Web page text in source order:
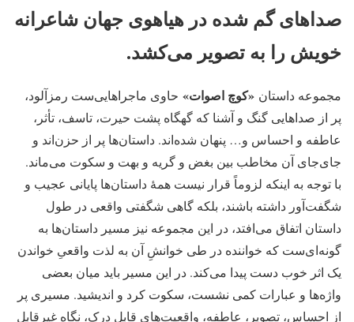
صداهای گم شده در هیاهوی جهان شاعرانه
خویش را به تصویر می‌کشد.
مجموعه داستان «کوچ اصوات» حاوی ماجراهایی‌ست رمزآلود،
پر از صداهایی گنگ و آشنا که گهگاه پشت حیرت، تاسف، تأثر،
عاطفه و احساس و… پنهان شده‌اند. داستان‌ها پر از حزن‌اند و
جای‌جای آن مخاطب بین بغض و گریه و بهت و سکوت می‌ماند.
با توجه به اینکه لزوماً قرار نیست همۀ داستان‌ها پایانی عجیب و
شگفت‌آور داشته باشند، بلکه گاهی شگفتی واقعی در طول
داستان اتفاق می‌افتد، در این مجموعه نیز مسیر داستان‌ها به
گونه‌ای‌ست که خواننده در طی خوانشِ آن به لذت واقعیِ خواندن
یک اثر خوب دست پیدا می‌کند. در این مسیر باید میان بعضی
واژه‌ها و عبارات کمی نشست، سکوت کرد و اندیشید. مسیری پر
از احساس، تصویر، عاطفه، واقعیت‌های قابل درک، نگاه غیرقابل